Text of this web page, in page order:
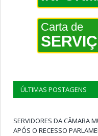
Carta de
ÚLTIMAS POSTAGENS
SERVIDORES DA CÂMARA
APÓS O RECESSO